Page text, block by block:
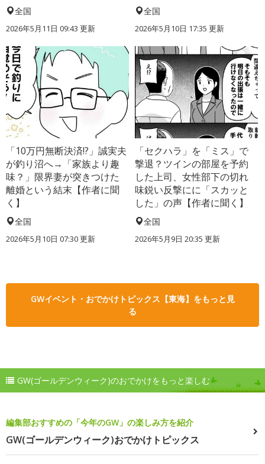
全国
2026年5月11日 09:43 更新
全国
2026年5月10日 17:35 更新
「10万円無断決済!?」誠実夫
が釣り沼へ→「家族より趣
味？」限界妻が突きつけた
離婚という結末【作者に聞
く】
全国
2026年5月10日 07:30 更新
「セクハラ」を「ミス」で
撃退？ツインの部屋を予約
した上司、女性部下の切れ
味鋭い反撃にに「スカッと
した」の声【作者に聞く】
全国
2026年5月9日 20:35 更新
GWイベント・おでかけトピックス【東海】をもっと見
る
GW(ゴールデンウィーク)のおでかけをもっと楽しむ
編集部おすすめの「今年のGW」の楽しみ方を紹介
GW(ゴールデンウィーク)おでかけトピックス